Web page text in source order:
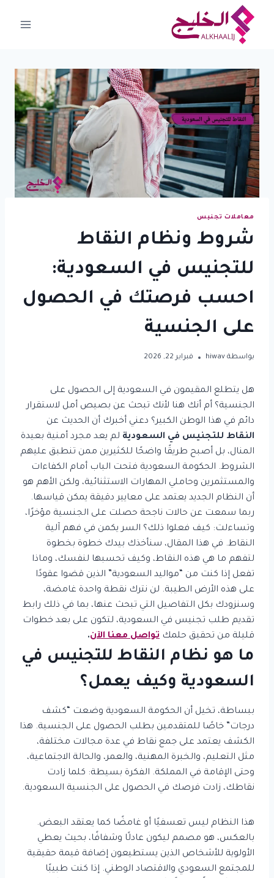
المحتوى
معاملات تجنيس
شروط ونظام النقاط
للتجنيس في السعودية:
احسب فرصتك في الحصول
على الجنسية
بواسطة hiwav فبراير 22, 2026
هل يتطلع المقيمون في السعودية إلى الحصول على
الجنسية؟ أم أنك هنا لأنك تبحث عن بصيص أمل لاستقرار
دائم في هذا الوطن الكبير؟ دعني أخبرك أن الحديث عن
النقاط للتجنيس في السعودية لم يعد مجرد أمنية بعيدة
المنال، بل أصبح طريقًا واضحًا للكثيرين ممن تنطبق عليهم
الشروط. الحكومة السعودية فتحت الباب أمام الكفاءات
والمستثمرين وحاملي المهارات الاستثنائية، ولكن الأهم هو
أن النظام الجديد يعتمد على معايير دقيقة يمكن قياسها.
ربما سمعت عن حالات ناجحة حصلت على الجنسية مؤخرًا،
وتساءلت: كيف فعلوا ذلك؟ السر يكمن في فهم آلية
النقاط. في هذا المقال، سنأخذك بيدك خطوة بخطوة
لتفهم ما هي هذه النقاط، وكيف تحسبها لنفسك، وماذا
تفعل إذا كنت من “مواليد السعودية” الذين قضوا عقودًا
على هذه الأرض الطيبة. لن نترك نقطة واحدة غامضة،
وسنزودك بكل التفاصيل التي تبحث عنها، بما في ذلك رابط
تقديم طلب تجنيس في السعودية، لتكون على بعد خطوات
قليلة من تحقيق حلمك تواصل معنا الآن.
ما هو نظام النقاط للتجنيس في
السعودية وكيف يعمل؟
ببساطة، تخيل أن الحكومة السعودية وضعت “كشف
درجات” خاصًا للمتقدمين بطلب الحصول على الجنسية. هذا
الكشف يعتمد على جمع نقاط في عدة مجالات مختلفة،
مثل التعليم، والخبرة المهنية، والعمر، والحالة الاجتماعية،
وحتى الإقامة في المملكة. الفكرة بسيطة: كلما زادت
نقاطك، زادت فرصك في الحصول على الجنسية السعودية.
هذا النظام ليس تعسفيًا أو غامضًا كما يعتقد البعض.
بالعكس، هو مصمم ليكون عادلًا وشفافًا، بحيث يعطي
الأولوية للأشخاص الذين يستطيعون إضافة قيمة حقيقية
للمجتمع السعودي والاقتصاد الوطني. إذا كنت طبيبًا